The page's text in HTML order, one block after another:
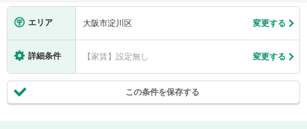
エリア 大阪市淀川区 変更する
詳細条件 【家賃】設定無し 変更する
この条件を保存する